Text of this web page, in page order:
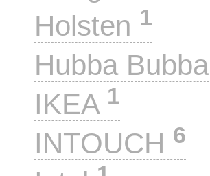
Holsten 1
Hubba Bubba
IKEA 1
INTOUCH 6